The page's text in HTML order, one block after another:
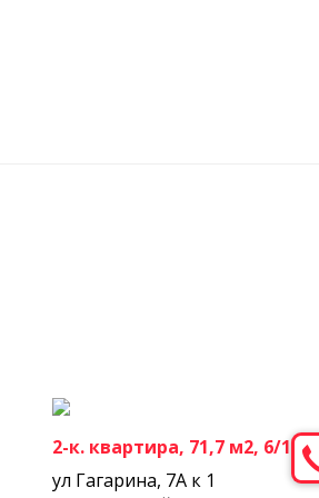
2-к. квартира, 71,7 м2, 6/17 эт.
ул Гагарина, 7А к 1